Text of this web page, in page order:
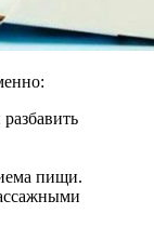
пищи.